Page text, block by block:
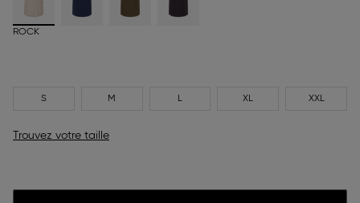
ROCK
S M L XL XXL
Trouvez votre taille